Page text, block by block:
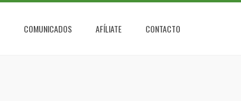
COMUNICADOS AFÍLIATE CONTACTO